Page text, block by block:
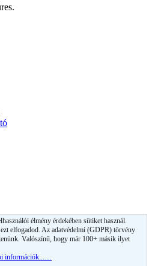
élmény érdekében sütiket használ.
elfogadod. Az adatvédelmi (GDPR) törvény
Valószínű, hogy már 100+ másik ilyet
információk...…